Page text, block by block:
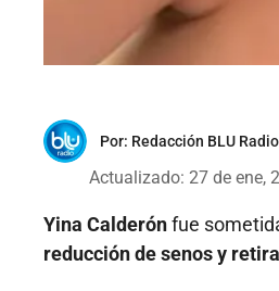
Por: Redacción BLU Radio
Actualizado: 27 de ene,
Yina Calderónfue
reducción de senos y